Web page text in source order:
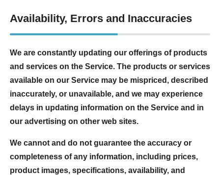
Availability, Errors and Inaccuracies
We are constantly updating our offerings of products
and services on the Service. The products or services
available on our Service may be mispriced, described
inaccurately, or unavailable, and we may experience
delays in updating information on the Service and in
our advertising on other web sites.
We cannot and do not guarantee the accuracy or
completeness of any information, including prices,
product images, specifications, availability, and